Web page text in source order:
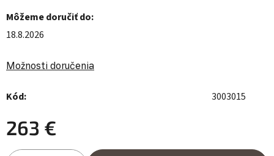
Môžeme doručiť do:
18.8.2026
Možnosti doručenia
Kód: 3003015
263 €